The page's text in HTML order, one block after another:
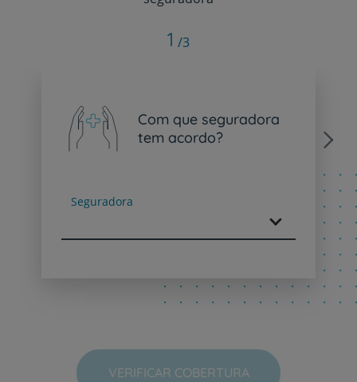
Com que seguradora
tem acordo?
Seguradora
Next
1 /3
VERIFICAR COBERTURA